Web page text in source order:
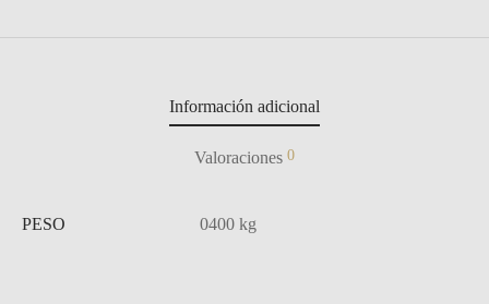
Información adicional
Valoraciones 0
PESO 0400 kg